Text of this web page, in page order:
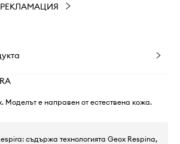
Моделът е направен от естествена кожа.
съдържа технологията Geox Respina,